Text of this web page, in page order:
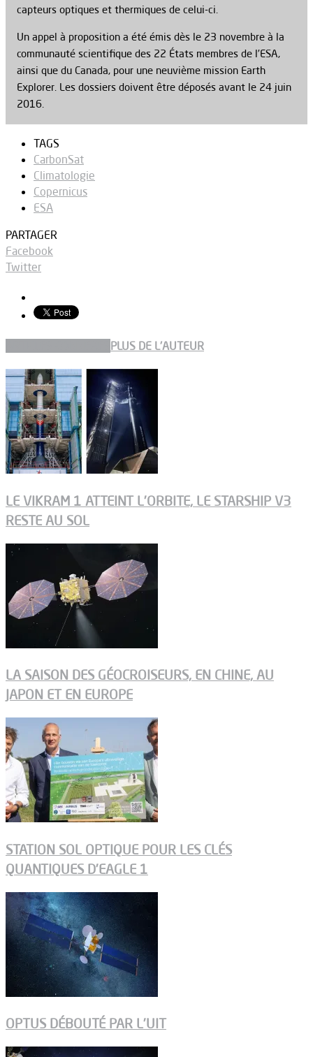
capteurs optiques et thermiques de celui-ci.
Un appel à proposition a été émis dès le 23 novembre à la
communauté scientifique des 22 États membres de l’ESA,
ainsi que du Canada, pour une neuvième mission Earth
Explorer. Les dossiers doivent être déposés avant le 24 juin
2016.
TAGS
CarbonSat
Climatologie
Copernicus
ESA
PARTAGER
Facebook
Twitter
PLUS DE L'AUTEUR
LE VIKRAM 1 ATTEINT L’ORBITE, LE STARSHIP V3
RESTE AU SOL
LA SAISON DES GÉOCROISEURS, EN CHINE, AU
JAPON ET EN EUROPE
STATION SOL OPTIQUE POUR LES CLÉS
QUANTIQUES D’EAGLE 1
OPTUS DÉBOUTÉ PAR L’UIT